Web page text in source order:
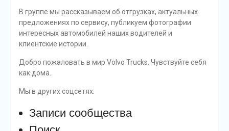
В группе мы рассказываем об отгрузках, актуальных
предложениях по сервису, публикуем фотографии
интересных автомобилей наших водителей и
клиентские истории.
Добро пожаловать в мир Volvo Trucks. Чувствуйте себя
как дома.
Мы в других соцсетях:
Записи сообщества